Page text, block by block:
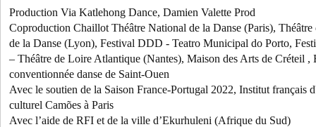
Production Via Katlehong Dance, Damien Valette Prod
Coproduction Chaillot Théâtre National de la Danse (Paris),
de la Danse (Lyon), Festival DDD - Teatro Municipal do Porto,
– Théâtre de Loire Atlantique (Nantes), Maison des Arts de Créteil ,
conventionnée danse de Saint-Ouen
Avec le soutien de la Saison France-Portugal 2022, Institut français
culturel Camões à Paris
Avec l’aide de RFI et de la ville d’Ekurhuleni (Afrique du Sud)